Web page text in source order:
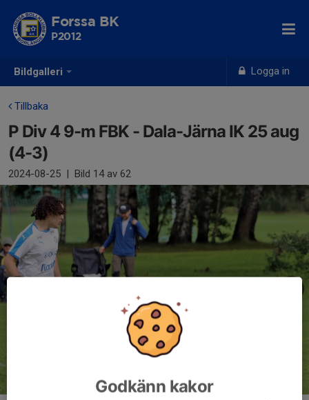
Bildgalleri Logga in
Forssa BK
P2012
Tillbaka
P Div 4 9-m FBK - Dala-Järna IK 25 aug
(4-3)
2024-08-25 | Bild 14av 62
Godkänn kakor